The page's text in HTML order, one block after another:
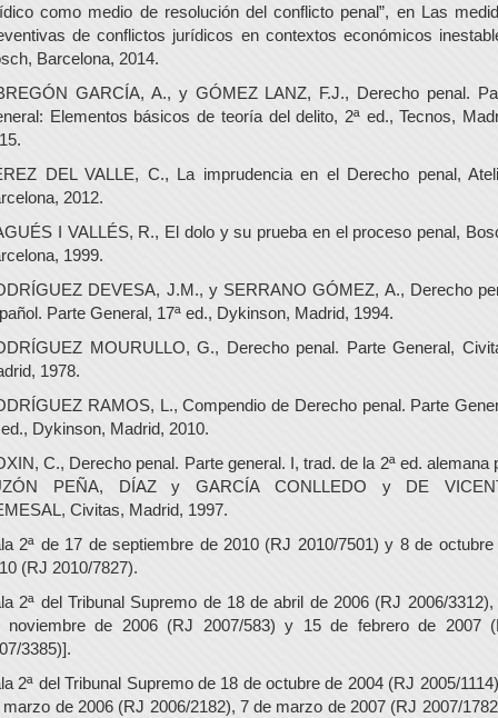
como medio de resolución del conflicto penal”, en Las
de conflictos jurídicos en contextos económicos
Barcelona, 2014.
GARCÍA, A., y GÓMEZ LANZ, F.J., Derecho penal.
Elementos básicos de teoría del delito, 2ª ed., Tecnos,
DEL VALLE, C., La imprudencia en el Derecho penal,
2012.
I VALLÉS, R., El dolo y su prueba en el proceso penal,
1999.
DEVESA, J.M., y SERRANO GÓMEZ, A., Derecho
Parte General, 17ª ed., Dykinson, Madrid, 1994.
MOURULLO, G., Derecho penal. Parte General,
1978.
RAMOS, L., Compendio de Derecho penal. Parte
ed., Dykinson, Madrid, 2010.
C., Derecho penal. Parte general. I, trad. de la 2ª ed. alemana
PEÑA, DÍAZ y GARCÍA CONLLEDO y DE
Civitas, Madrid, 1997.
2ª de 17 de septiembre de 2010 (RJ 2010/7501) y 8 de octubre
(RJ 2010/7827).
2ª del Tribunal Supremo de 18 de abril de 2006 (RJ 2006/3312),
noviembre de 2006 (RJ 2007/583) y 15 de febrero de 2007
3385)].
2ª del Tribunal Supremo de 18 de octubre de 2004 (RJ 2005/
marzo de 2006 (RJ 2006/2182), 7 de marzo de 2007 (RJ 2007/